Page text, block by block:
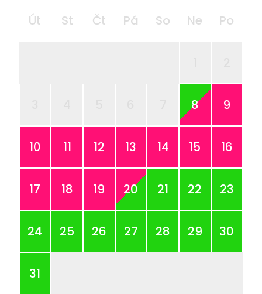
Út St Čt Pá So Ne Po
8 9
10 11 12 13 14 15 16
17 18 19 20 21 22 23
24 25 26 27 28 29 30
31